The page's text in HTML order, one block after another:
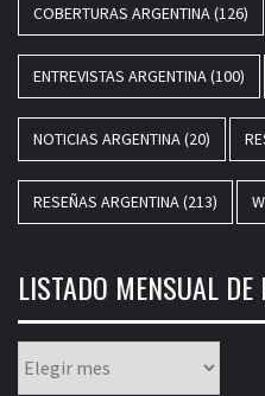
COBERTURAS ARGENTINA(126)
ENTREVISTAS ARGENTINA(100)
NOTICIAS ARGENTINA(20)
RESEÑAS ARGENTINA(213)
LISTADO MENSUAL DE
mensual